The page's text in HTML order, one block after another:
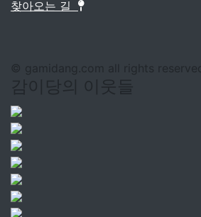
찾아오는 길
© gamidang.com all rights reserved.
감이당의 이웃들